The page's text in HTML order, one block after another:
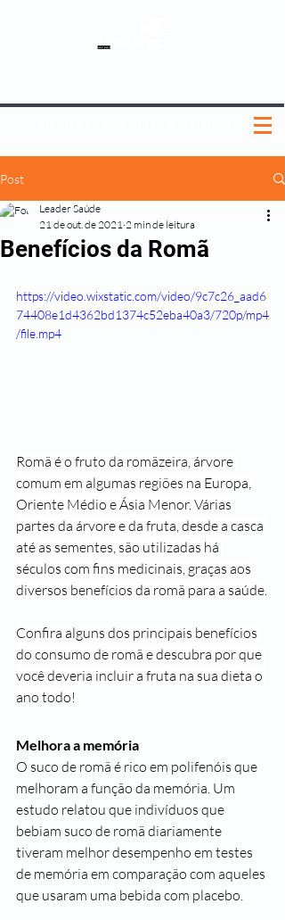
Post
Benefícios da Romã
Leader Saúde
21 de out. de 2021 2 min de leitura
https://video.wixstatic.com/video/9c7c26_aad6
74408e1d4362bd1374c52eba40a3/720p/mp4
/file.mp4
Romã é o fruto da romãzeira, árvore
comum em algumas regiões na Europa,
Oriente Médio e Ásia Menor. Várias
partes da árvore e da fruta, desde a casca
até as sementes, são utilizadas há
séculos com fins medicinais, graças aos
diversos benefícios da romã para a saúde.
Confira alguns dos principais benefícios
do consumo de romã e descubra por que
você deveria incluir a fruta na sua dieta o
ano todo!
Melhora a memória
O suco de romã é rico em polifenóis que
melhoram a função da memória . Um
estudo relatou que indivíduos que
bebiam suco de romã diariamente
tiveram melhor desempenho em testes
de memória em comparação com aqueles
que usaram uma bebida com placebo.